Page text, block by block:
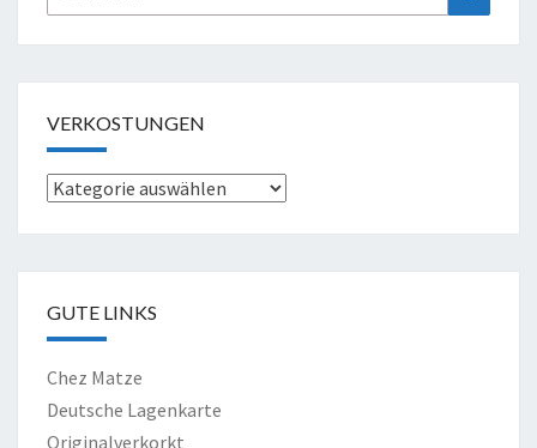
nach:
VERKOSTUNGEN
Verkostungen
GUTE LINKS
Chez Matze
Deutsche Lagenkarte
Originalverkorkt